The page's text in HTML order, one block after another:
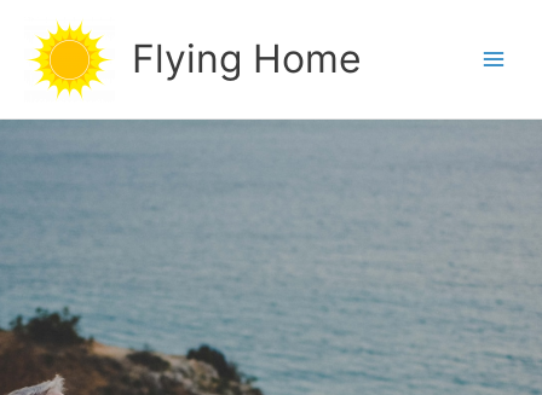
inhoud
Flying Home